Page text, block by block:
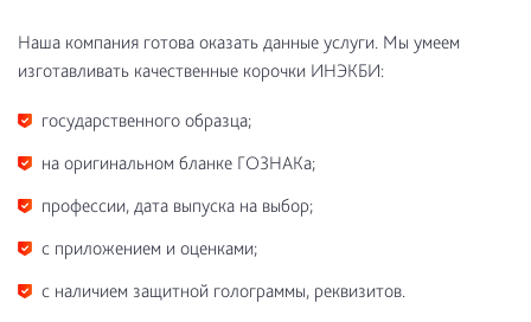
Наша компания готова оказать данные услуги. Мы умеем
изготавливать качественные корочки ИНЭКБИ:
государственного образца;
на оригинальном бланке ГОЗНАКа;
профессии, дата выпуска на выбор;
с приложением и оценками;
с наличием защитной голограммы, реквизитов.